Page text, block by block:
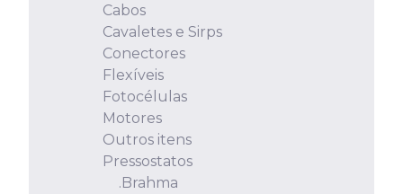
Cabos
Cavaletes e Sirps
Conectores
Flexíveis
Fotocélulas
Motores
Outros itens
Pressostatos
.Brahma